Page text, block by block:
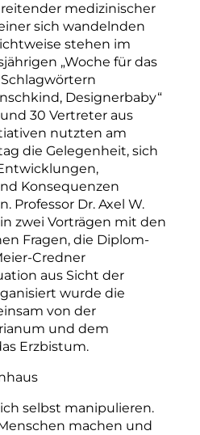
medizinischer
sich wandelnden
stehen im
„Woche für das
Designerbaby“
30 Vertreter aus
nutzten am
die Gelegenheit, sich
Konsequenzen
Professor Dr. Axel W.
zwei Vorträgen mit den
Fragen, die Diplom-
Credner
aus Sicht der
wurde die
von der
und dem
Erzbistum.
selbst manipulieren.
machen und